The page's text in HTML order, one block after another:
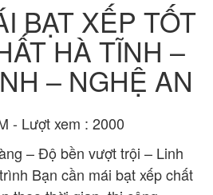
BẠT XẾP TỐT
HÀ TĨNH –
– NGHỆ AN
- Lượt xem : 2000
– Độ bền vượt trội – Linh
Bạn cần mái bạt xếp chất